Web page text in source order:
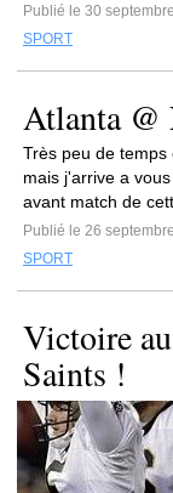
Publié le 30
SPORT
Atlanta @
Très peu de temps
mais j'arrive a
avant match de
Publié le 26
SPORT
Victoire
Saints !